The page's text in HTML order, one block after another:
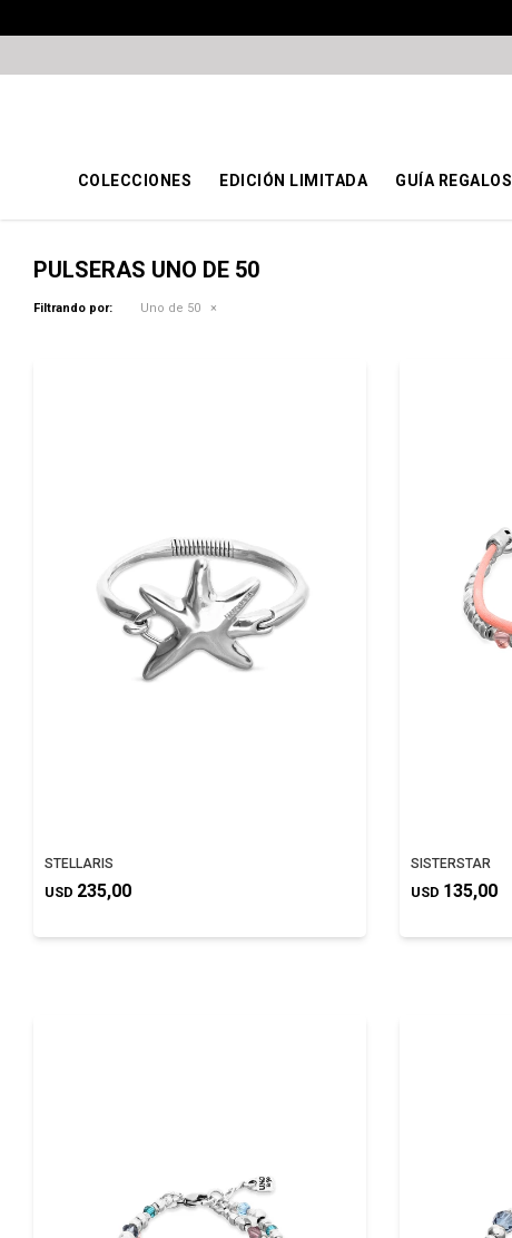
COLECCIONES EDICIÓN LIMITADA GUÍA REGALOS
PULSERAS UNO DE 50
Filtrando por: Uno de 50
STELLARIS
USD 235,00
SISTERSTAR
USD 135,00